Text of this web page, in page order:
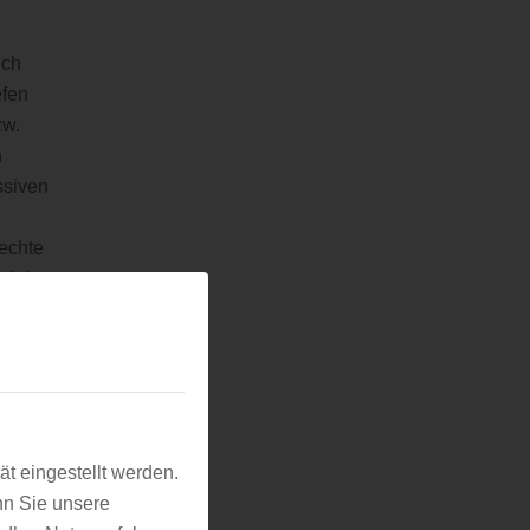
eingestellt werden.
Sie unsere
und